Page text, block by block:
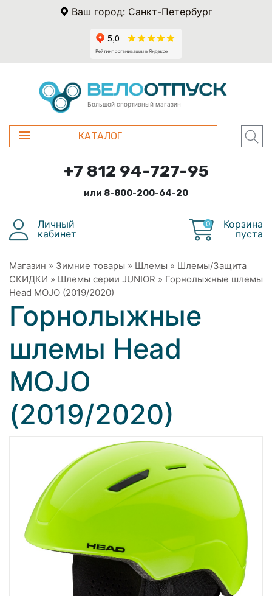
Ваш город: Санкт-Петербург
Большой спортивный магазин
КАТАЛОГ
+7 812 94-727-95
или 8-800-200-64-20
Личный
кабинет
0
Корзина
пуста
Магазин » Зимние товары » Шлемы » Шлемы/Защита
СКИДКИ » Шлемы серии JUNIOR » Горнолыжные шлемы
Head MOJO (2019/2020)
Горнолыжные
шлемы Head
MOJO
(2019/2020)